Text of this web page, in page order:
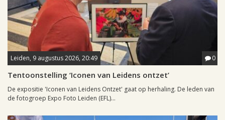
Leiden, 9 augustus 2026, 20:49 0
Tentoonstelling ‘Iconen van Leidens ontzet’
De expositie 'Iconen van Leidens Ontzet' gaat op herhaling. De leden van
de fotogroep Expo Foto Leiden (EFL)...